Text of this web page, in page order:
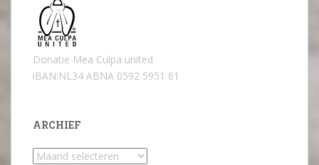
Donatie Mea Culpa united
iBAN:NL34 ABNA 0592 5951 61
ARCHIEF
Archief